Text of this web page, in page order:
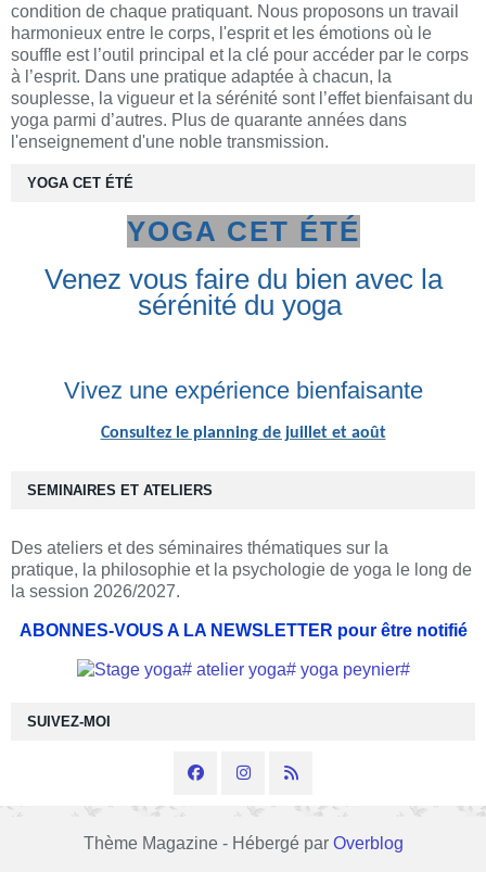
SUIVEZ-MOI
condition de chaque pratiquant. Nous proposons un travail
harmonieux entre le corps, l'esprit et les émotions où le
souffle est l’outil principal et la clé pour accéder par le corps
à l’esprit. Dans une pratique adaptée à chacun, la
souplesse, la vigueur et la sérénité sont l’effet bienfaisant du
yoga parmi d’autres. Plus de quarante années dans
l'enseignement d'une noble transmission.
SEMINAIRES ET ATELIERS
Des ateliers et des séminaires thématiques sur la
pratique, la philosophie et la psychologie de yoga le long de
la session 2026/2027.
ABONNES-VOUS A LA NEWSLETTER pour être notifié
YOGA CET ÉTÉ
YOGA CET ÉTÉ
Venez vous faire du bien avec la
sérénité du yoga
Vivez une expérience bienfaisante
Consultez le planning de juillet et août
Thème Magazine - Hébergé par Overblog